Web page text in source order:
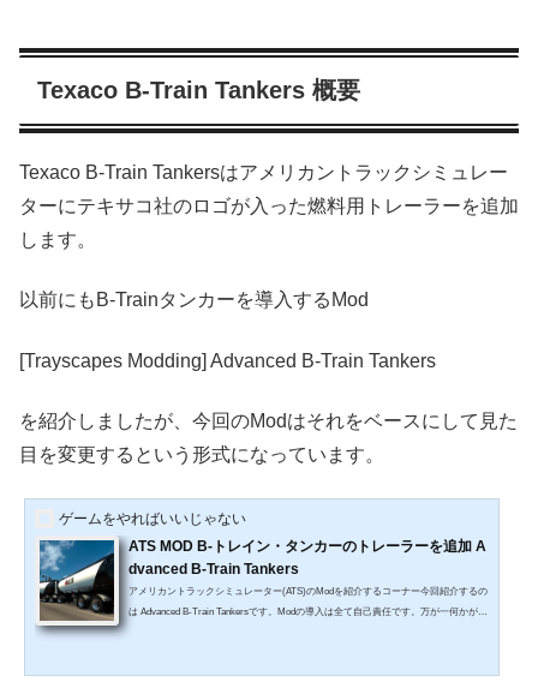
Texaco B-Train Tankers 概要
Texaco B-Train Tankersはアメリカントラックシミュレー
ターにテキサコ社のロゴが入った燃料用トレーラーを追加
します。
以前にもB-Trainタンカーを導入するMod
[Trayscapes Modding] Advanced B-Train Tankers
を紹介しましたが、今回のModはそれをベースにして見た
目を変更するという形式になっています。
ゲームをやればいいじゃない
ATS MOD B-トレイン・タンカーのトレーラーを追加 A
dvanced B-Train Tankers
アメリカントラックシミュレーター(ATS)のModを紹介するコーナー今回紹介するの
は Advanced B-Train Tankersです。Modの導入は全て自己責任です。万が一何かが起
anced B-Train Tankers 概要Advanced B-Train Tankersはアメリカントラックシミュレ